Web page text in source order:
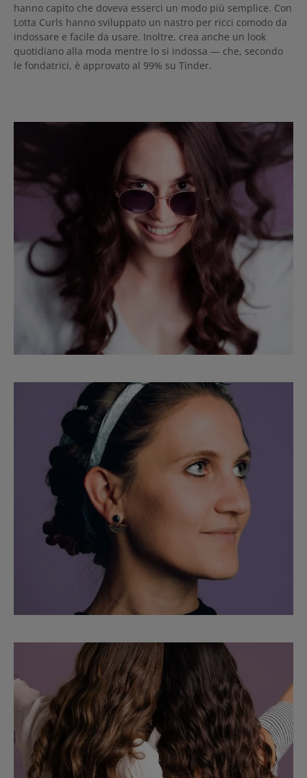
Lotta Curls arricciacapelli
Satin Cotton Blue Anti-Crespo
grazie al satin di cotone: per
ricci lisci e setosi. Massima
lucentezza:* Fa brillare le tue
onde come mai prima d'ora.
Routine veloce: avvolgi una
hanno capito che doveva esserci un modo più semplice. Con
Lotta Curls hanno sviluppato un nastro per ricci comodo da
indossare e facile da usare. Inoltre, crea anche un look
quotidiano alla moda mentre lo si indossa — che, secondo
le fondatrici, è approvato al 99% su Tinder.